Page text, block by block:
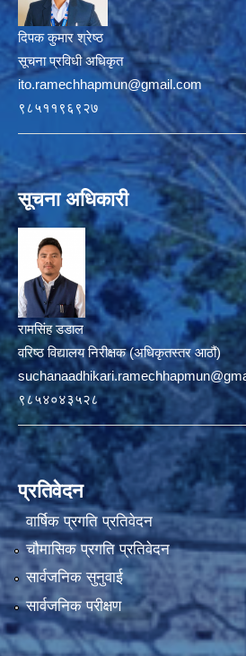
दिपक कुमार श्रेष्ठ
सूचना प्रविधी अधिकृत
ito.ramechhapmun@gmail.com
९८५११९६९२७
सूचना अधिकारी
रामसिंह डडाल
वरिष्ठ विद्यालय निरीक्षक (अधिकृतस्तर आठौं)
९८५४०४३५२८
प्रतिवेदन
वार्षिक प्रगति प्रतिवेदन
चौमासिक प्रगति प्रतिवेदन
सार्वजनिक सुनुवाई
सार्वजनिक परीक्षण